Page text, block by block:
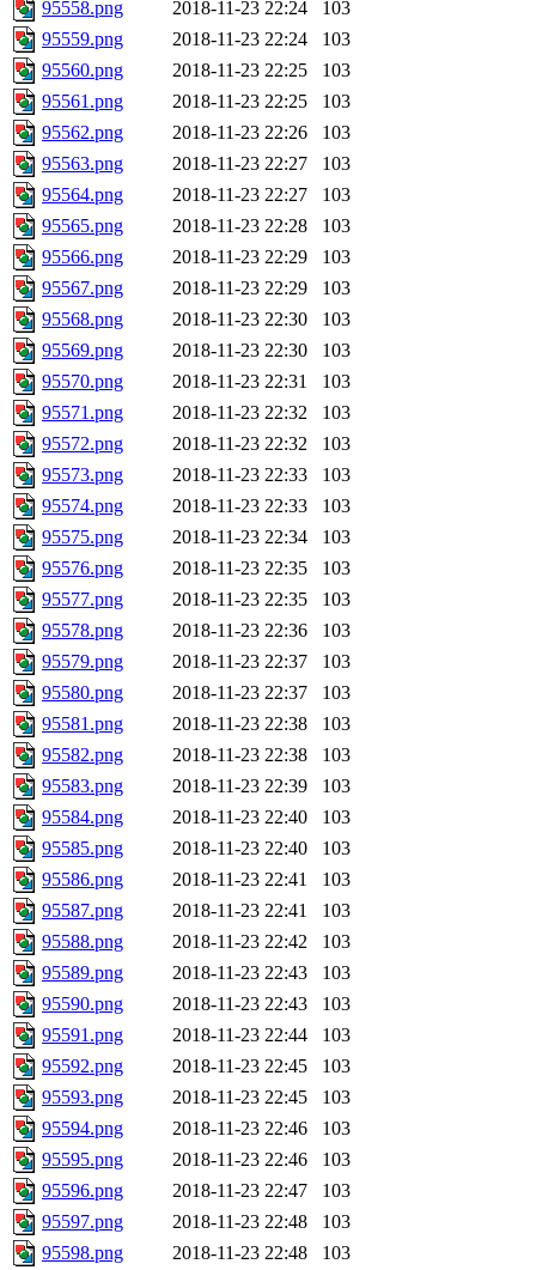
95558.png
2018-11-23 22:24
103
95559.png
2018-11-23 22:24
103
95560.png
2018-11-23 22:25
103
95561.png
2018-11-23 22:25
103
95562.png
2018-11-23 22:26
103
95563.png
2018-11-23 22:27
103
95564.png
2018-11-23 22:27
103
95565.png
2018-11-23 22:28
103
95566.png
2018-11-23 22:29
103
95567.png
2018-11-23 22:29
103
95568.png
2018-11-23 22:30
103
95569.png
2018-11-23 22:30
103
95570.png
2018-11-23 22:31
103
95571.png
2018-11-23 22:32
103
95572.png
2018-11-23 22:32
103
95573.png
2018-11-23 22:33
103
95574.png
2018-11-23 22:33
103
95575.png
2018-11-23 22:34
103
95576.png
2018-11-23 22:35
103
95577.png
2018-11-23 22:35
103
95578.png
2018-11-23 22:36
103
95579.png
2018-11-23 22:37
103
95580.png
2018-11-23 22:37
103
95581.png
2018-11-23 22:38
103
95582.png
2018-11-23 22:38
103
95583.png
2018-11-23 22:39
103
95584.png
2018-11-23 22:40
103
95585.png
2018-11-23 22:40
103
95586.png
2018-11-23 22:41
103
95587.png
2018-11-23 22:41
103
95588.png
2018-11-23 22:42
103
95589.png
2018-11-23 22:43
103
95590.png
2018-11-23 22:43
103
95591.png
2018-11-23 22:44
103
95592.png
2018-11-23 22:45
103
95593.png
2018-11-23 22:45
103
95594.png
2018-11-23 22:46
103
95595.png
2018-11-23 22:46
103
95596.png
2018-11-23 22:47
103
95597.png
2018-11-23 22:48
103
95598.png
2018-11-23 22:48
103